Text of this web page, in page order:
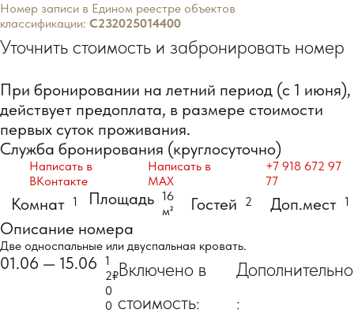
Номер записи в Едином реестре объектов
классификации: С232025014400
Уточнить стоимость и забронировать номер
При бронировании на летний период (с 1 июня),
действует предоплата, в размере стоимости
первых суток проживания.
Служба бронирования (круглосуточно)
Написать в
ВКонтакте
Написать в
MAX
+7 918 672 97
77
Комнат 1 Площадь 16
м²
Гостей 2 Доп.мест 1
Описание номера
Две односпальные или двуспальная кровать.
01.06 — 15.06
₽
1
2
0
0
Включено в
стоимость:
Дополнительно
: